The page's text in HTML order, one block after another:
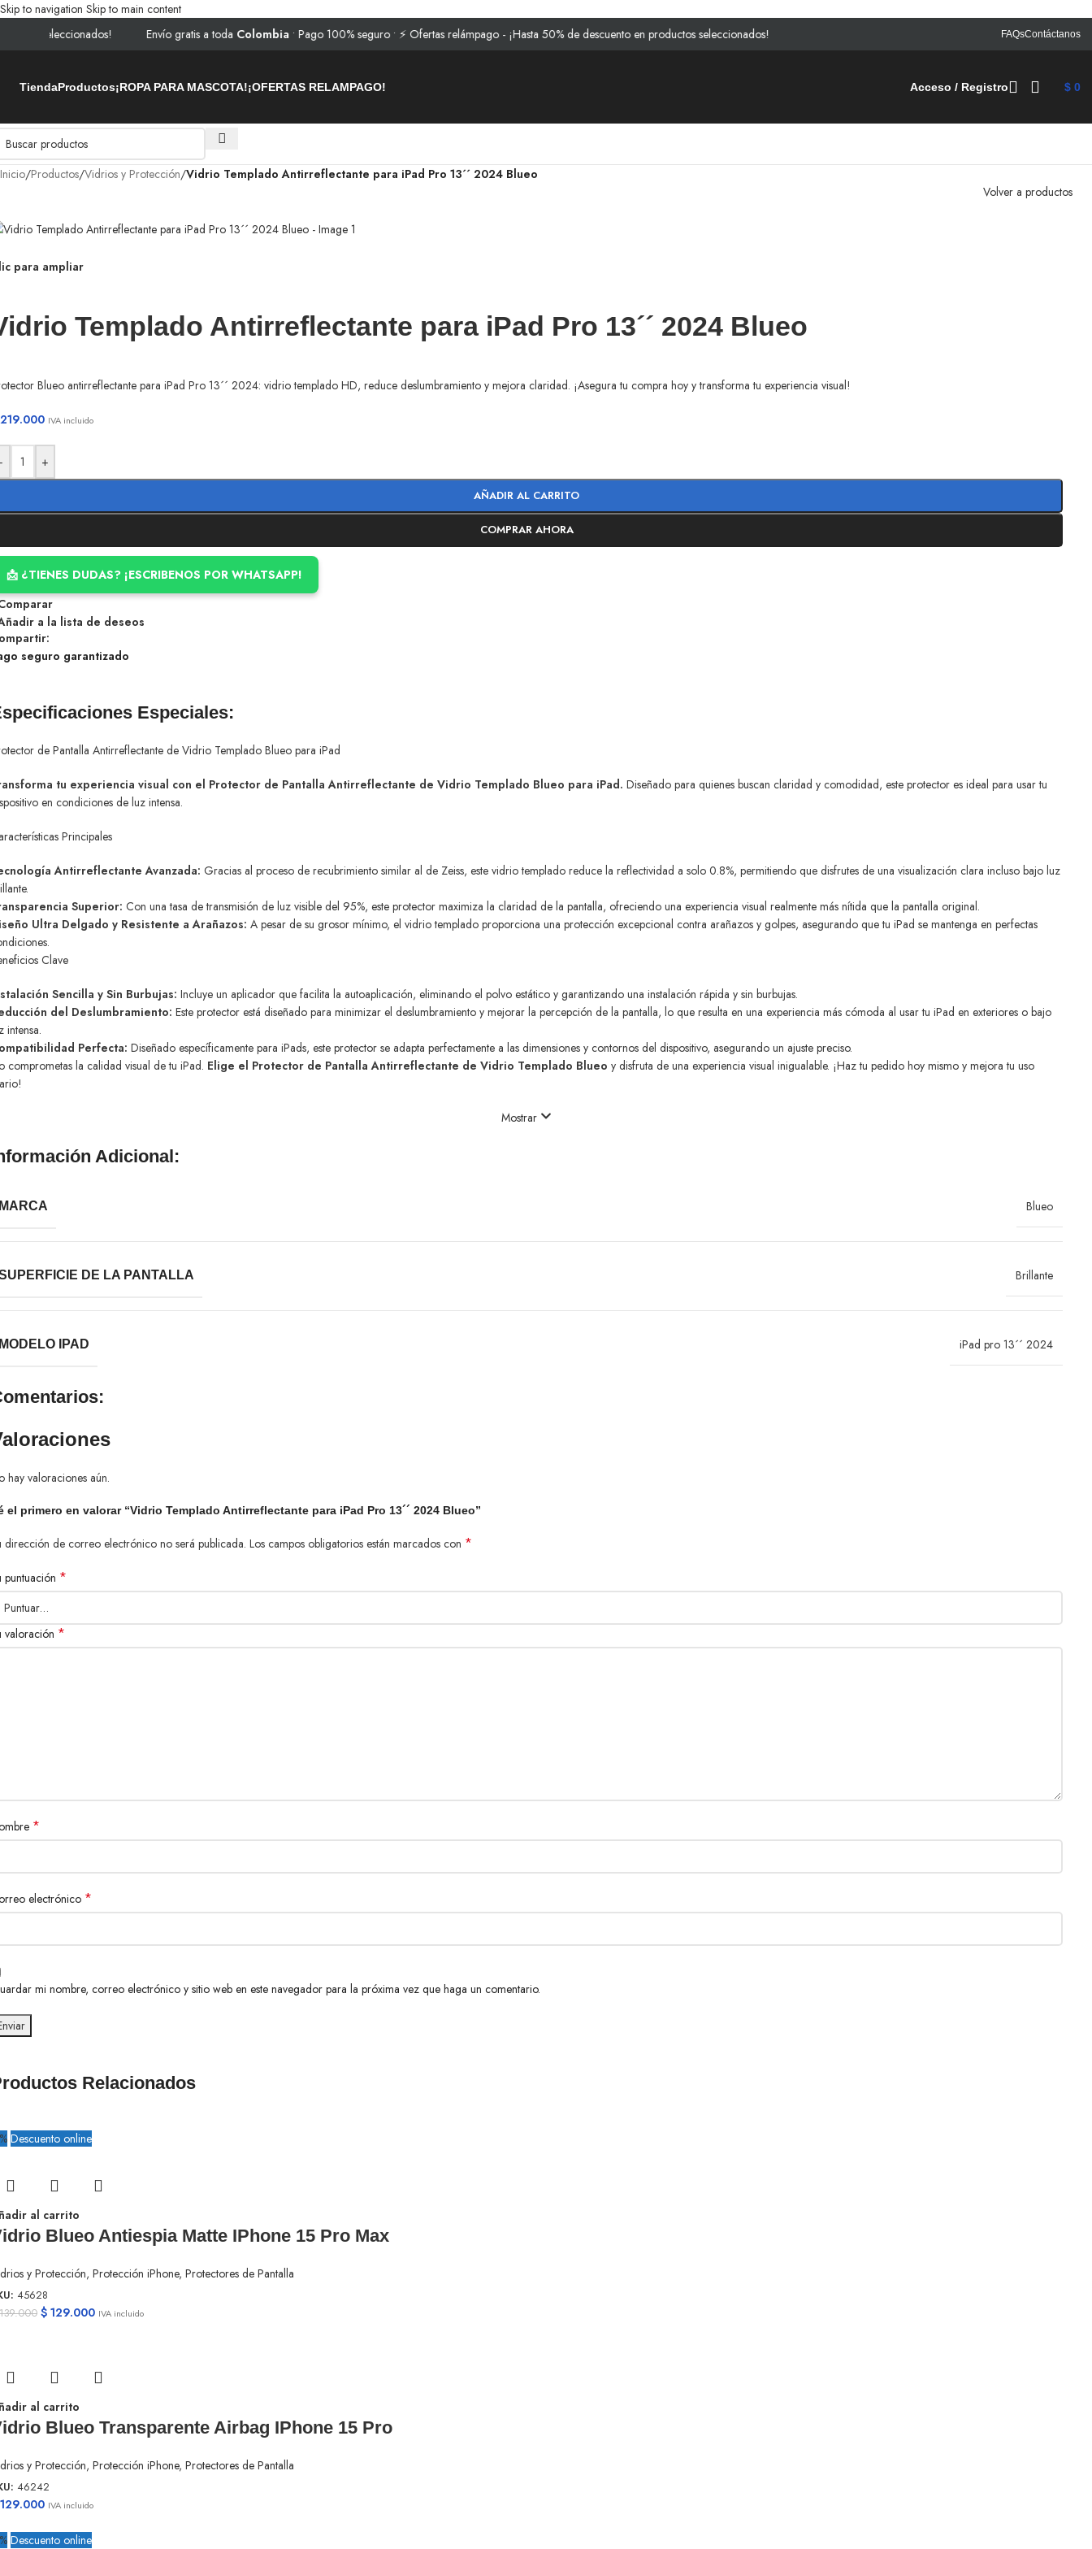
Skip to navigation Skip to main content
Envío gratis a todaColombia• Pago 100% seguro • ⚡ Ofertas relámpago - ¡Hasta 50% de descuento en productos seleccionados! FAQsContáctanos
TiendaProductos¡ROPA PARA MASCOTA!¡OFERTAS RELAMPAGO! Acceso / Registro $ 0
Inicio/Productos/Vidrios y Protección/Vidrio Templado Antirreflectante para iPad Pro 13´´ 2024 Blueo
Volver a productos
para ampliar
Templado Antirreflectante para iPad Pro 13´´ 2024 Blueo
Blueo antirreflectante para iPad Pro 13´´ 2024: vidrio templado HD, reduce deslumbramiento y mejora claridad. ¡Asegura tu compra hoy y transforma tu experiencia visual!
IVA incluido
+
AÑADIR AL CARRITO
COMPRAR AHORA
📩 ¿TIENES DUDAS? ¡ESCRIBENOS POR WHATSAPP!
a la lista de deseos
seguro garantizado
Especiales:
de Pantalla Antirreflectante de Vidrio Templado Blueo para iPad
tu experiencia visual con el Protector de Pantalla Antirreflectante de Vidrio Templado Blueo para iPad. Diseñado para quienes buscan claridad y comodidad, este protector es ideal para usar tu
en condiciones de luz intensa.
Principales
Antirreflectante Avanzada: Gracias al proceso de recubrimiento similar al de Zeiss, este vidrio templado reduce la reflectividad a solo 0.8%, permitiendo que disfrutes de una visualización clara incluso bajo luz
Superior: Con una tasa de transmisión de luz visible del 95%, este protector maximiza la claridad de la pantalla, ofreciendo una experiencia visual realmente más nítida que la pantalla original.
Ultra Delgado y Resistente a Arañazos: A pesar de su grosor mínimo, el vidrio templado proporciona una protección excepcional contra arañazos y golpes, asegurando que tu iPad se mantenga en perfectas
Clave
Sencilla y Sin Burbujas: Incluye un aplicador que facilita la autoaplicación, eliminando el polvo estático y garantizando una instalación rápida y sin burbujas.
del Deslumbramiento: Este protector está diseñado para minimizar el deslumbramiento y mejorar la percepción de la pantalla, lo que resulta en una experiencia más cómoda al usar tu iPad en exteriores o bajo
intensa.
Perfecta: Diseñado específicamente para iPads, este protector se adapta perfectamente a las dimensiones y contornos del dispositivo, asegurando un ajuste preciso.
comprometas la calidad visual de tu iPad. Elige el Protector de Pantalla Antirreflectante de Vidrio Templado Blueo y disfruta de una experiencia visual inigualable. ¡Haz tu pedido hoy mismo y mejora tu uso
Mostrar
Adicional:
Blueo
DE LA PANTALLA Brillante
IPAD iPad pro 13´´ 2024
hay valoraciones aún.
el primero en valorar “Vidrio Templado Antirreflectante para iPad Pro 13´´ 2024 Blueo”
dirección de correo electrónico no será publicada. Los campos obligatorios están marcados con *
puntuación *
valoración *
*
electrónico *
mi nombre, correo electrónico y sitio web en este navegador para la próxima vez que haga un comentario.
Relacionados
Descuento online
al carrito
Blueo Antiespia Matte IPhone 15 Pro Max
y Protección, Protección iPhone, Protectores de Pantalla
45628
$ 129.000 IVA incluido
al carrito
Blueo Transparente Airbag IPhone 15 Pro
y Protección, Protección iPhone, Protectores de Pantalla
46242
IVA incluido
Descuento online